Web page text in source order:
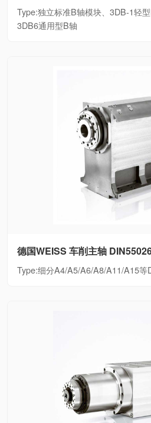
Type:独立标准B轴模块、3DB-1轻
3DB6通用型B轴
Type:细分A4/A5/A6/A8/A11/A15等